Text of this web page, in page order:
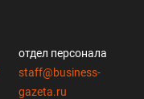
отдел персонала
staff@business-
gazeta.ru